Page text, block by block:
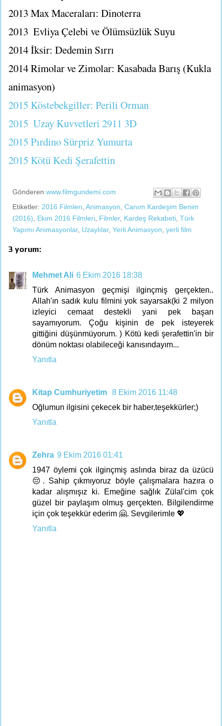
2013 Max Maceraları: Dinoterra
2013 Evliya Çelebi ve Ölümsüzlük Suyu
2014İksir: Dedemin Sırrı
2014Rimolar ve Zimolar: Kasabada Barış (Kukla
animasyon)
2015 Köstebekgiller: Perili Orman
2015 Uzay Kuvvetleri 2911 3D
2015 Pırdino Sürpriz Yumurta
2015 Kötü Kedi Şerafettin
Gönderen www.filmgundemi.com
Etiketler: 2016 Filmleri Animasyon Canım Kardeşim Benim
(2016)
Ekim 2016 Filmleri Filmler, Kardeş Rekabeti Türk
Yapımı Animasyonlar, Uzaylılar, Yerli Animasyon yerli film
3 yorum:
Mehmet Ali 6 Ekim 2016 18:38
Türk Animasyon geçmişi ilginçmiş gerçekten..
Allah'ın sadık kulu filmini yok sayarsak(ki 2 milyon
izleyici cemaat destekli yani pek başarı
sayamıyorum. Çoğu kişinin de pek isteyerek
gittiğini düşünmüyorum. ) Kötü kedi şerafettin'in bir
dönüm noktası olabileceği kanısındayım...
Yanıtla
Kitap Cumhuriyetim 8 Ekim 2016 11:48
Oğlumun ilgisini çekecek bir haber,teşekkürler;)
Yanıtla
Zehra 9 Ekim 2016 01:41
1947 öylemi çok ilginçmiş aslında biraz da üzücü
😔. Sahip çıkmıyoruz böyle çalışmalara hazıra o
kadar alışmışız ki. Emeğine sağlık Zülal'cim çok
güzel bir paylaşım olmuş gerçekten. Bilgilendirme
için çok teşekkür ederim 🤗. Sevgilerimle 💖
Yanıtla